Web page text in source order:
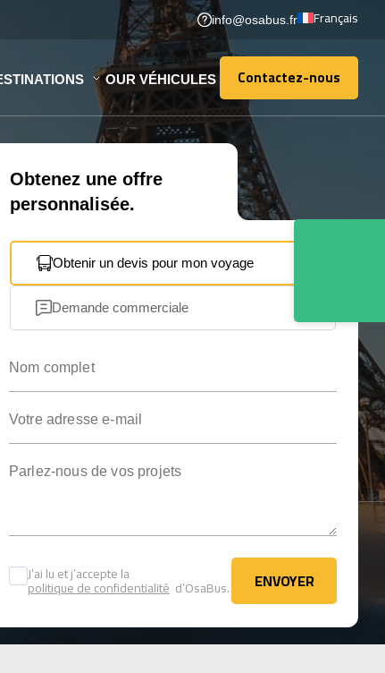
info@osabus.fr Français
OUR VÉHICULES Contactez-nous
Contactez-nous
Obtenez une offre
personnalisée.
Obtenir un devis pour mon voyage
Demande commerciale
J’ai lu et j’accepte la
politique de confidentialité d’OsaBus. ENVOYER
ENVOYER